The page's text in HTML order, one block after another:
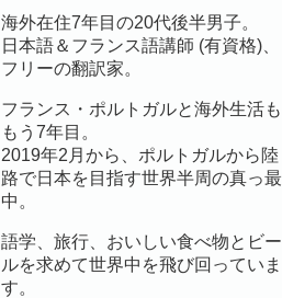
海外在住7年目の20代後半男子。
日本語＆フランス語講師 (有資格)、
フリーの翻訳家。
フランス・ポルトガルと海外生活も
もう7年目。
2019年2月から、ポルトガルから陸
路で日本を目指す世界半周の真っ最
中。
語学、旅行、おいしい食べ物とビー
ルを求めて世界中を飛び回っていま
す。